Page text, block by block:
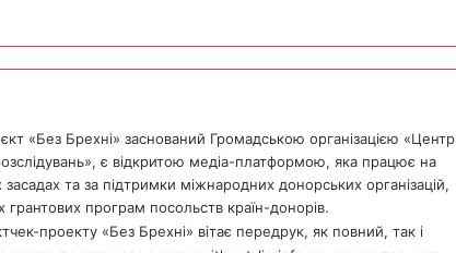
«Без Брехні» заснований Громадською організацією «Центр
є відкритою медіа-платформою, яка працює на
та за підтримки міжнародних донорських організацій,
грантових програм посольств країн-донорів.
проекту «Без Брехні» вітає передрук, як повний, так і